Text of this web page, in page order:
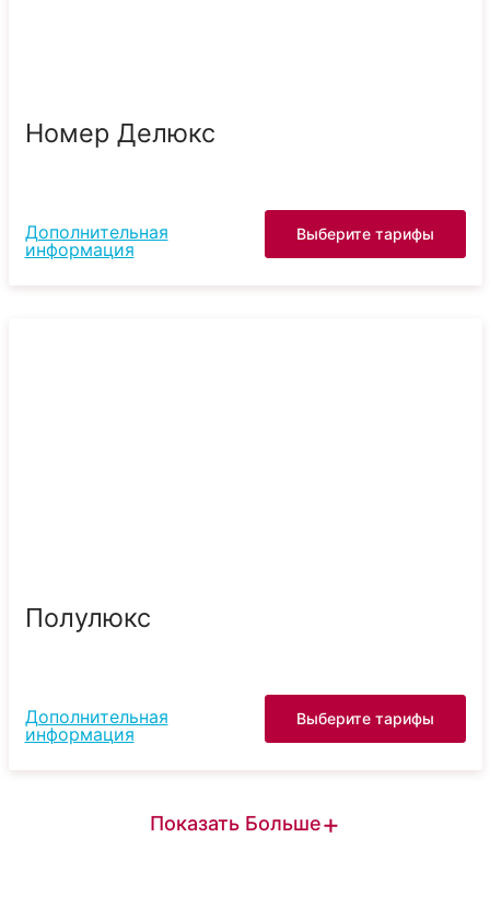
Номер Делюкс
Дополнительная
информация
Выберите тарифы
Полулюкс
Дополнительная
информация
Выберите тарифы
Показать Больше+